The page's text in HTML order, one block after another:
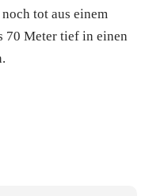
tot aus einem
70 Meter tief in einen